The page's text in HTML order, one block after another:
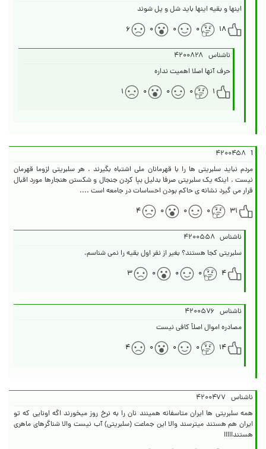
اینها و بقیه اینها باید شل و پل شوند
۱۸
۰ ۰ ۰ ۶
ناشناس ۴۲۰۰۸۲۸
حرف آنها اصلا اهمیت نداره
۱
۰ ۰ ۰ ۱
1 ۴۲۰۰۴۵۸
مردم نباید سلبریتی ها را با قهرمانان ملی اشتباه بگیرند . هر سلبریتی لزوما قهرمان
نیست . اینکه یک سلبریتی صرفا بدلیل بپا کردن جنجال و شکستن هنجارها مورد اقبال
قرار می گیرد نشانه ی حاکم بودن احساسات در جامعه است ....
۳۱
۰ ۰ ۰ ۴
ناشناس ۴۲۰۰۵۵۸
سلبریتی کجا هستند؟ بغیر از نفر اول بقیه را نمی شناسم.
۴
۰ ۰ ۰ ۳
ناشناس ۴۲۰۰۵۷۶
مصادره اموال اصلاً کافی نیست
۱۴
۰ ۰ ۰ ۴
ناشناس ۴۲۰۰۴۷۷
همه سلبریتی ها ایران متاسفانه همینند نان را به نرخ روز میخورند اگه اونایی که تو
ایران هم هستند میترسند والا این جماعت (سلبریتی) آب نیست والا شناگرهای ماهری
هستند!!!!!